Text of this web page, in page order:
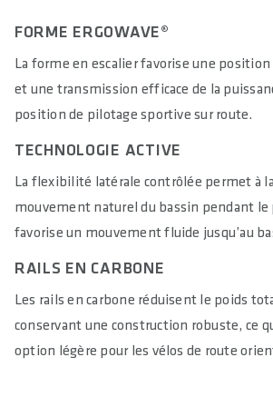
Superlight Foam
MATERIAL COVER
RELIEF OF PERINEAL AREA IN %
MAXIMUM LOAD IN KG
90
MAXIMUM TORQUE IN NM
FORME ERGOWAVE®
La forme en escalier favorise une
et une transmission efficace de la
position de pilotage sportive sur route.
TECHNOLOGIE ACTIVE
La flexibilité latérale contrôlée permet à
mouvement naturel du bassin pendant le
favorise un mouvement fluide jusqu’au
RAILS EN CARBONE
Les rails en carbone réduisent le poids
conservant une construction robuste, ce
option légère pour les vélos de route